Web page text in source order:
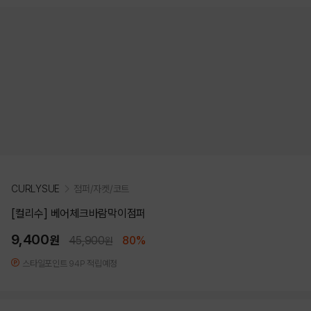
CURLYSUE 점퍼/자켓/코트
[컬리수] 베어체크바람막이점퍼
9,400원 45,900원 80%
스타일포인트 94P 적립예정